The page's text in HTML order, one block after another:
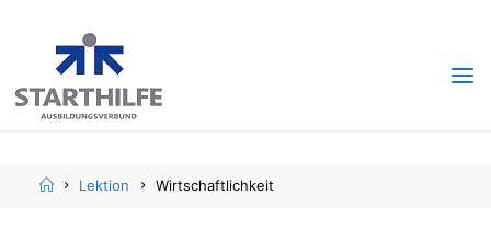
HomeLektion Wirtschaftlichkeit